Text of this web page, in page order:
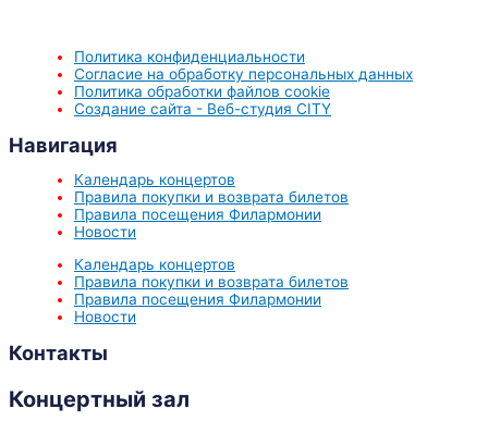
Политика конфиденциальности
Согласие на обработку персональных данных
Политика обработки файлов cookie
Создание сайта - Веб-студия CITY
Навигация
Календарь концертов
Правила покупки и возврата билетов
Правила посещения Филармонии
Новости
Календарь концертов
Правила покупки и возврата билетов
Правила посещения Филармонии
Новости
Контакты
Концертный зал